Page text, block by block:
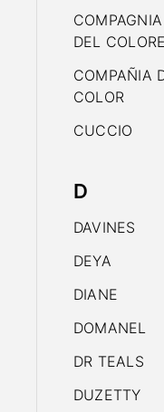
COMPAGNIA
DEL COLORE
COMPAÑIA
COLOR
CUCCIO
D
DAVINES
DEYA
DIANE
DOMANEL
DR TEALS
DUZETTY